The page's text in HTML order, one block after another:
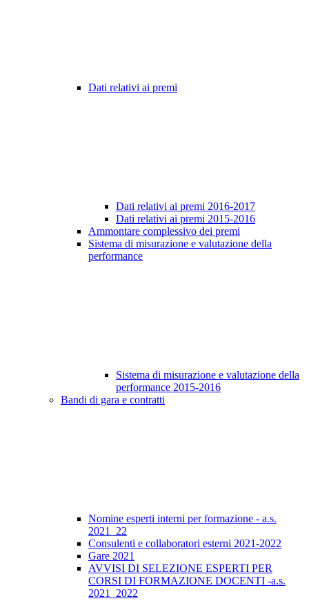
Dati relativi ai premi
Dati relativi ai premi 2016-2017
Dati relativi ai premi 2015-2016
Ammontare complessivo dei premi
Sistema di misurazione e valutazione della
performance
Sistema di misurazione e valutazione della
performance 2015-2016
Bandi di gara e contratti
Nomine esperti interni per formazione - a.s.
2021_22
Consulenti e collaboratori esterni 2021-2022
Gare 2021
AVVISI DI SELEZIONE ESPERTI PER
CORSI DI FORMAZIONE DOCENTI -a.s.
2021_2022